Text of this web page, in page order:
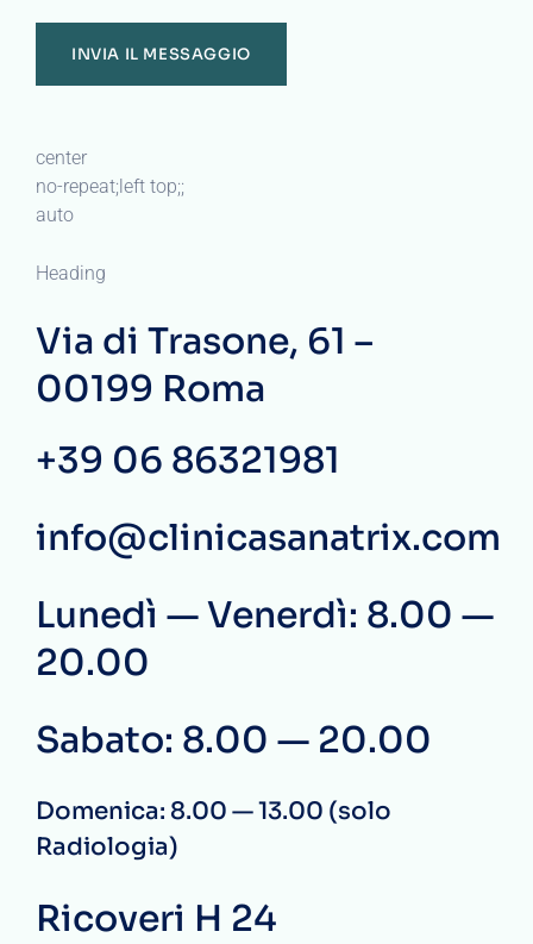
center
no-repeat;left top;;
auto
Heading
Via di Trasone, 61 –
00199 Roma
+39 06 86321981
info@clinicasanatrix.com
Lunedì — Venerdì: 8.00 —
20.00
Sabato: 8.00 — 20.00
Domenica: 8.00 — 13.00 (solo
Radiologia)
Ricoveri H 24